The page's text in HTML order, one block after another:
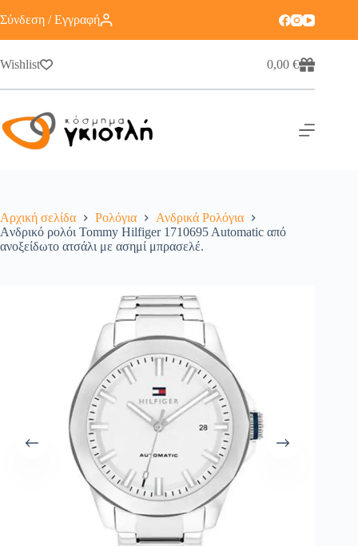
Σύνδεση / Εγγραφή
Wishlist 0,00€
Αρχική σελίδα Ρολόγια
Ανδρικά Ρολόγια
Aνδρικό ρολόι Tommy Hilfiger 1710695 Automatic από
ανοξείδωτο ατσάλι με ασημί μπρασελέ.